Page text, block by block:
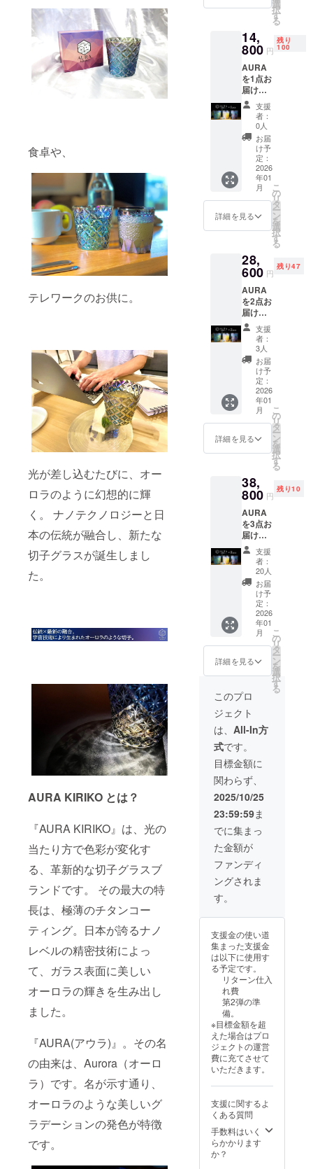
食卓や、
テレワークのお供に。
光が差し込むたびに、オー
ロラのように幻想的に輝
く。 ナノテクノロジーと日
本の伝統が融合し、新たな
切子グラスが誕生しまし
た。
AURA KIRIKO とは？
『AURA KIRIKO』は、光の
当たり方で色彩が変化す
る、革新的な切子グラスブ
ランドです。 その最大の特
長は、極薄のチタンコー
ティング。日本が誇るナノ
レベルの精密技術によっ
て、ガラス表面に美しい
オーロラの輝きを生み出し
ました。
『AURA(アウラ)』。その名
の由来は、Aurora（オーロ
ラ）です。名が示す通り、
オーロラのような美しいグ
ラデーションの発色が特徴
です。
料で
価格は
税込み
です。
選
択
す
る
14,
800 円
残り
100
AURA
を1点お
届けし
ます。
先着100
個限定
のお得
なキャ
ンペー
ンで
す。 お
早めに
ご購入
下さい
ませ。
※送料無
す。 ※
価格は
税込み
です。
支援
者：
0人
お届
け予
定：
2026
年01
月
詳細を見る
こ
の
リ
タ
ー
ン
を
選
択
す
る
28,
600 円
残り47
AURA
を2点お
届けし
ます。
先着50
個限定
のキャ
ンペー
ンで
す。 お
早めに
ご購入
下さい
ませ。
※送料無
料で
価格は
税込み
です。
支援
者：
3人
お届
け予
定：
2026
年01
月
詳細を見る
こ
の
リ
タ
ー
ン
を
選
択
す
る
38,
800 円
残り10
AURA
を3点お
届けし
ます。
先着30
個限定
のキャ
ンペー
ンで
す。 お
早めに
ご購入
下さい
ませ。
※送料無
料で
す。 ※
価格は
税込み
です。
支援
者：
20人
お届
け予
定：
2026
年01
月
詳細を見る
こ
の
リ
タ
ー
ン
を
選
択
す
る
このプロ
ジェクト
は、 All-In方
式です。
目標金額に
関わらず、
2025/10/25
23:59:59ま
でに集まっ
た金額が
ファンディ
ングされま
す。
支援金の使い道
集まった支援金
は以下に使用す
る予定です。
リターン仕入
れ費
第2弾の準
備。
※目標金額を超
えた場合はプロ
ジェクトの運営
費に充てさせて
いただきます。
支援に関するよ
くある質問
手数料はいく
らかかります
か？